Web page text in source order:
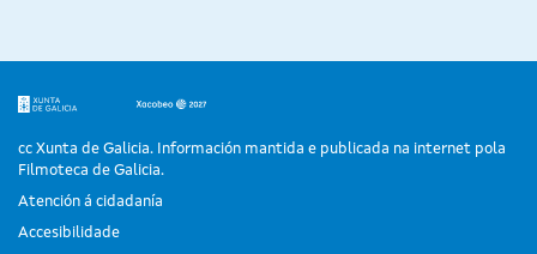
cc Xunta de Galicia. Información mantida e publicada na internet pola
Filmoteca de Galicia.
Atención á cidadanía
Accesibilidade